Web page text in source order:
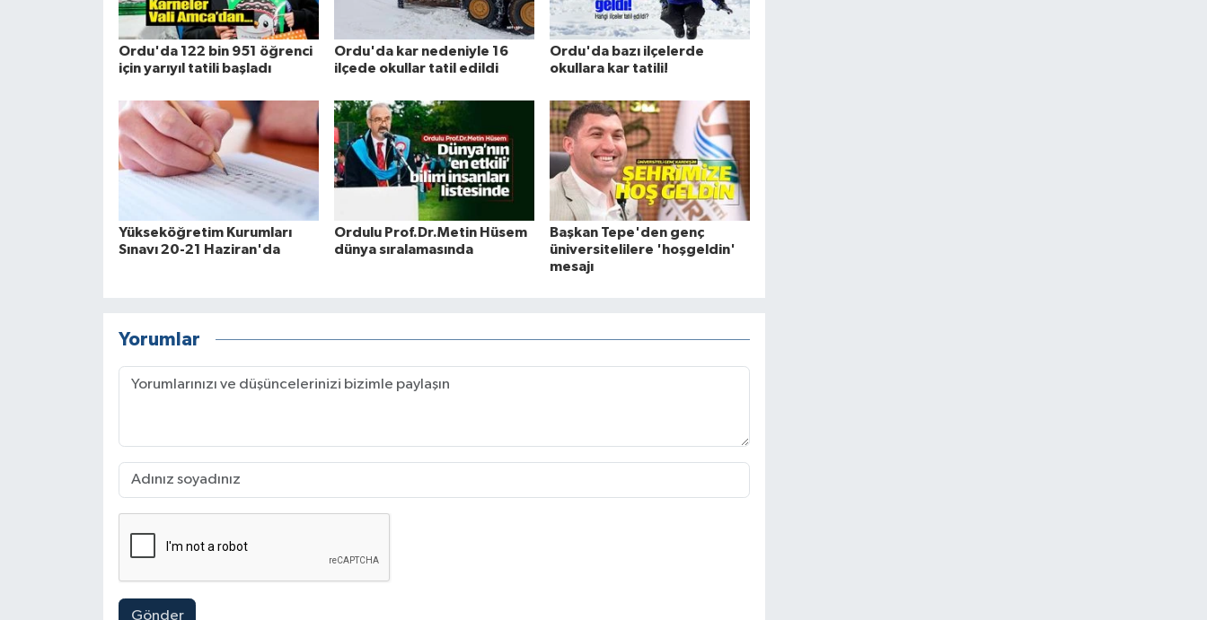
Ordu'da 122 bin 951 öğrenci
için yarıyıl tatili başladı
Ordu'da kar nedeniyle 16
ilçede okullar tatil edildi
Ordu'da bazı ilçelerde
okullara kar tatili!
Yükseköğretim Kurumları
Sınavı 20-21 Haziran'da
Ordulu Prof.Dr.Metin Hüsem
dünya sıralamasında
Başkan Tepe'den genç
üniversitelilere 'hoşgeldin'
mesajı
Yorumlar
Gönder